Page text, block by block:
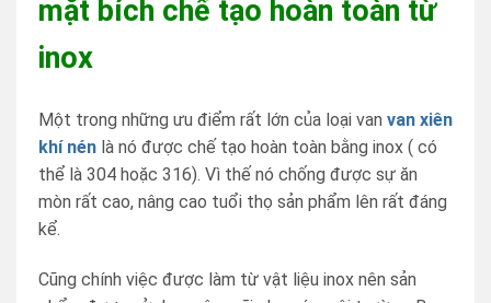
mặt bích chế tạo hoàn toàn từ
inox
Một trong những ưu điểm rất lớn của loại van van xiên
khí nén là nó được chế tạo hoàn toàn bằng inox ( có
thể là 304 hoặc 316). Vì thế nó chống được sự ăn
mòn rất cao, nâng cao tuổi thọ sản phẩm lên rất đáng
kể.
Cũng chính việc được làm từ vật liệu inox nên sản